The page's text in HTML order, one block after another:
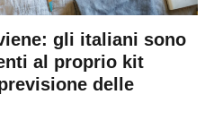
gli italiani sono
al proprio kit
delle